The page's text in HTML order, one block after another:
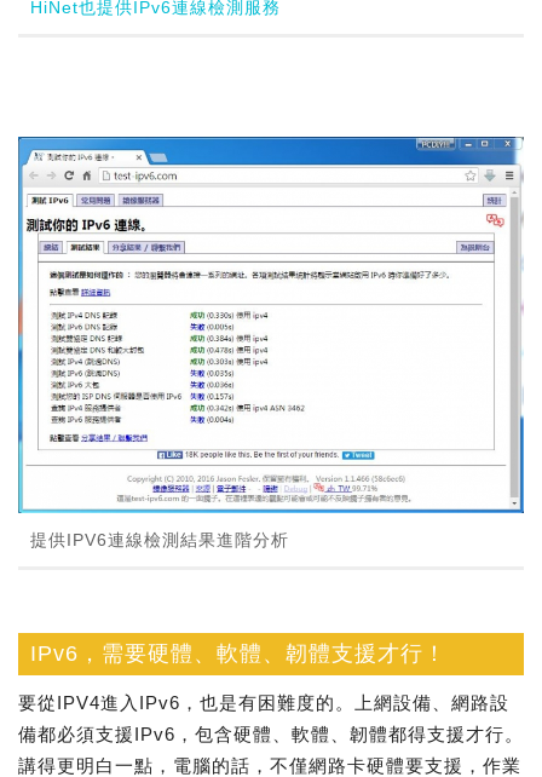
HiNet也提供IPv6連線檢測服務
提供IPV6連線檢測結果進階分析
IPv6，需要硬體、軟體、韌體支援才行！
要從IPV4進入IPv6，也是有困難度的。上網設備、網路設
備都必須支援IPv6，包含硬體、軟體、韌體都得支援才行。
講得更明白一點，電腦的話，不僅網路卡硬體要支援，作業